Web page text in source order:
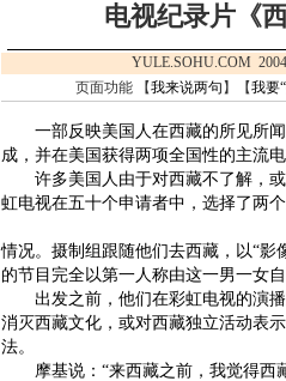
电视纪录片《
YULE.SOHU.COM
页面功能 【我来说两句 】【我要
一部反映美国人在西藏的所见所闻
成，并在美国获得两项全国性的主流电
许多美国人由于对西藏不了解，或
虹电视在五十个申请者中，选择了两
情况。摄制组跟随他们去西藏，以“
的节目完全以第一人称由这一男一女
出发之前，他们在彩虹电视的演播
消灭西藏文化，或对西藏独立活动表
法。
摩基说：“来西藏之前，我觉得西